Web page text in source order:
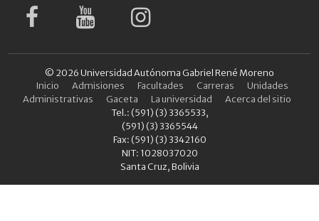
© 2026 Universidad Autónoma Gabriel René Moreno
Inicio
Admisiones Facultades Carreras
Unidades
Administrativas
Gaceta La universidad
Acerca del sitio
Tel.: (591) (3) 3365533,
(591) (3) 3365544
Fax: (591) (3) 3342160
NIT: 1028037020
Santa Cruz, Bolivia